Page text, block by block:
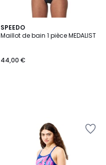
SPEEDO
Maillot de bain 1 pièce MEDALIST
44,00 €